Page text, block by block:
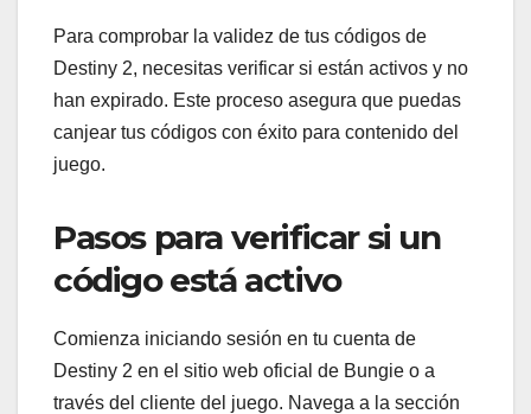
Para comprobar la validez de tus códigos de
Destiny 2, necesitas verificar si están activos y no
han expirado. Este proceso asegura que puedas
canjear tus códigos con éxito para contenido del
juego.
Pasos para verificar si un
código está activo
Comienza iniciando sesión en tu cuenta de
Destiny 2 en el sitio web oficial de Bungie o a
través del cliente del juego. Navega a la sección